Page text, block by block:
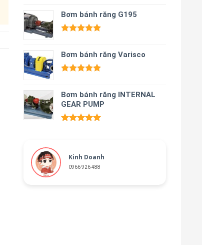
hạng5.00
5 sao
Bơm bánh răng G195
5 sao
Bơm bánh răng Varisco
5 sao
Bơm bánh răng INTERNAL
GEAR PUMP
Kinh Doanh
0966 926 488